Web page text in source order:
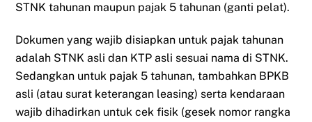
STNK tahunan maupun pajak 5 tahunan (ganti pelat).
Dokumen yang wajib disiapkan untuk pajak tahunan
adalah STNK asli dan KTP asli sesuai nama di STNK.
Sedangkan untuk pajak 5 tahunan, tambahkan BPKB
asli (atau surat keterangan leasing) serta kendaraan
wajib dihadirkan untuk cek fisik (gesek nomor rangka